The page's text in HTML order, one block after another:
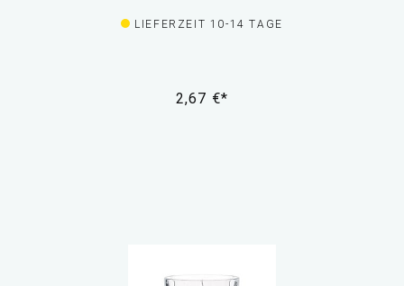
LIEFERZEIT 10-14 TAGE
2,67 €*